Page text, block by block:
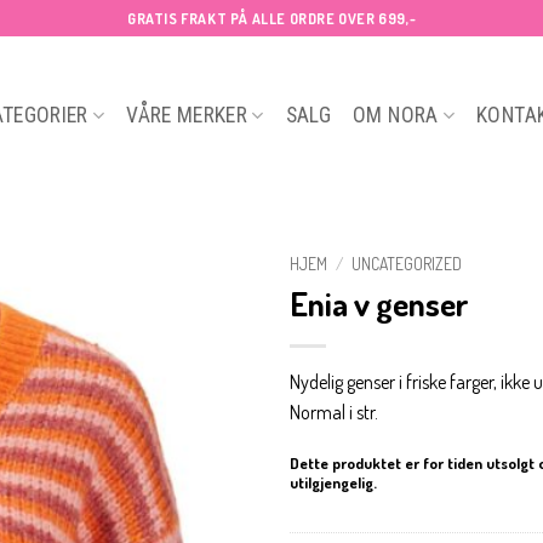
GRATIS FRAKT PÅ ALLE ORDRE OVER 699,-
VÅRE MERKER SALG OM NORA
HJEM / UNCATEGORIZED
Enia v genser
Nydelig genser i friske farger, ikke
Normal i str.
Dette produktet er for tiden utsolgt
utilgjengelig.